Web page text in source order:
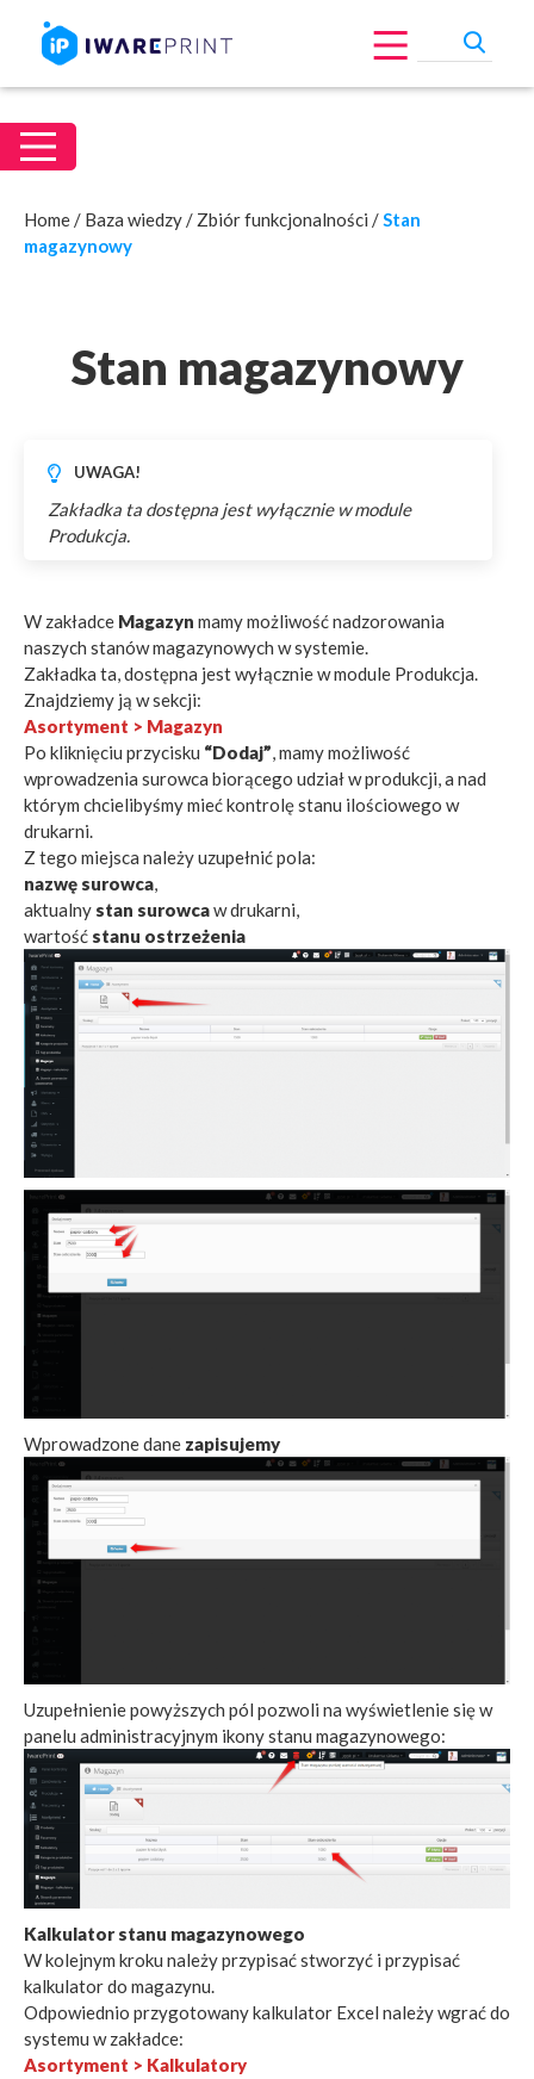
Home/ Baza wiedzy/ Zbiór funkcjonalności /Stan
magazynowy
Stan magazynowy
UWAGA!
Zakładka ta dostępna jest wyłącznie w module
Produkcja.
W zakładce Magazyn mamy możliwość nadzorowania
naszych stanów magazynowych w systemie.
Zakładka ta, dostępna jest wyłącznie w module Produkcja.
Znajdziemy ją w sekcji:
Asortyment > Magazyn
Po kliknięciu przycisku “Dodaj”, mamy możliwość
wprowadzenia surowca biorącego udział w produkcji, a nad
którym chcielibyśmy mieć kontrolę stanu ilościowego w
drukarni.
Z tego miejsca należy uzupełnić pola:
nazwę surowca,
aktualny stan surowcaw drukarni,
wartość stanu ostrzeżenia
Wprowadzone dane zapisujemy
Uzupełnienie powyższych pól pozwoli na wyświetlenie się w
panelu administracyjnym ikony stanu magazynowego:
Kalkulator stanu magazynowego
W kolejnym kroku należy przypisać stworzyć i przypisać
kalkulator do magazynu.
Odpowiednio przygotowany kalkulator Excel należy wgrać do
systemu w zakładce:
Asortyment > Kalkulatory